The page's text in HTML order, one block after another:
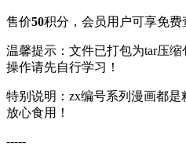
售价50积分 ，会员用户可享免费
温馨提示：文件已打包为tar压
操作请先自行学习！
特别说明：zx编号系列漫画都
放心食用！
-----